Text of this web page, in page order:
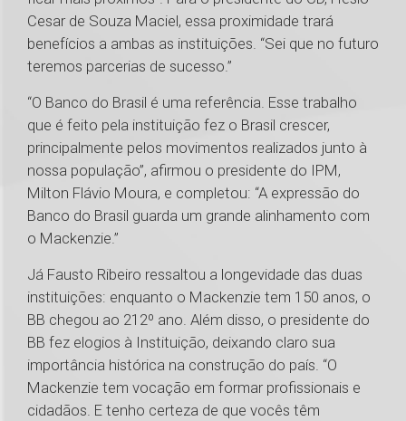
Cesar de Souza Maciel, essa proximidade trará
benefícios a ambas as instituições. “Sei que no futuro
teremos parcerias de sucesso.”
“O Banco do Brasil é uma referência. Esse trabalho
que é feito pela instituição fez o Brasil crescer,
principalmente pelos movimentos realizados junto à
nossa população”, afirmou o presidente do IPM,
Milton Flávio Moura, e completou: “A expressão do
Banco do Brasil guarda um grande alinhamento com
o Mackenzie.”
Já Fausto Ribeiro ressaltou a longevidade das duas
instituições: enquanto o Mackenzie tem 150 anos, o
BB chegou ao 212º ano. Além disso, o presidente do
BB fez elogios à Instituição, deixando claro sua
importância histórica na construção do país. “O
Mackenzie tem vocação em formar profissionais e
cidadãos. E tenho certeza de que vocês têm